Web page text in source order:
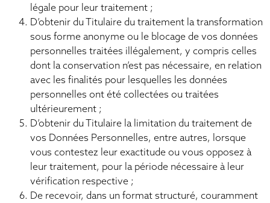
légale pour leur traitement ;
D’obtenir du Titulaire du traitement la transformation
sous forme anonyme ou le blocage de vos données
personnelles traitées illégalement, y compris celles
dont la conservation n’est pas nécessaire, en relation
avec les finalités pour lesquelles les données
personnelles ont été collectées ou traitées
ultérieurement ;
D’obtenir du Titulaire la limitation du traitement de
vos Données Personnelles, entre autres, lorsque
vous contestez leur exactitude ou vous opposez à
leur traitement, pour la période nécessaire à leur
vérification respective ;
De recevoir, dans un format structuré, couramment